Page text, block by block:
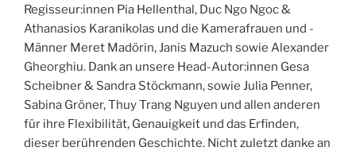
Regisseur:innen Pia Hellenthal, Duc Ngo Ngoc &
Athanasios Karanikolas und die Kamerafrauen und -
Männer Meret Madörin, Janis Mazuch sowie Alexander
Gheorghiu. Dank an unsere Head-Autor:innen Gesa
Scheibner & Sandra Stöckmann, sowie Julia Penner,
Sabina Gröner, Thuy Trang Nguyen und allen anderen
für ihre Flexibilität, Genauigkeit und das Erfinden,
dieser berührenden Geschichte. Nicht zuletzt danke an